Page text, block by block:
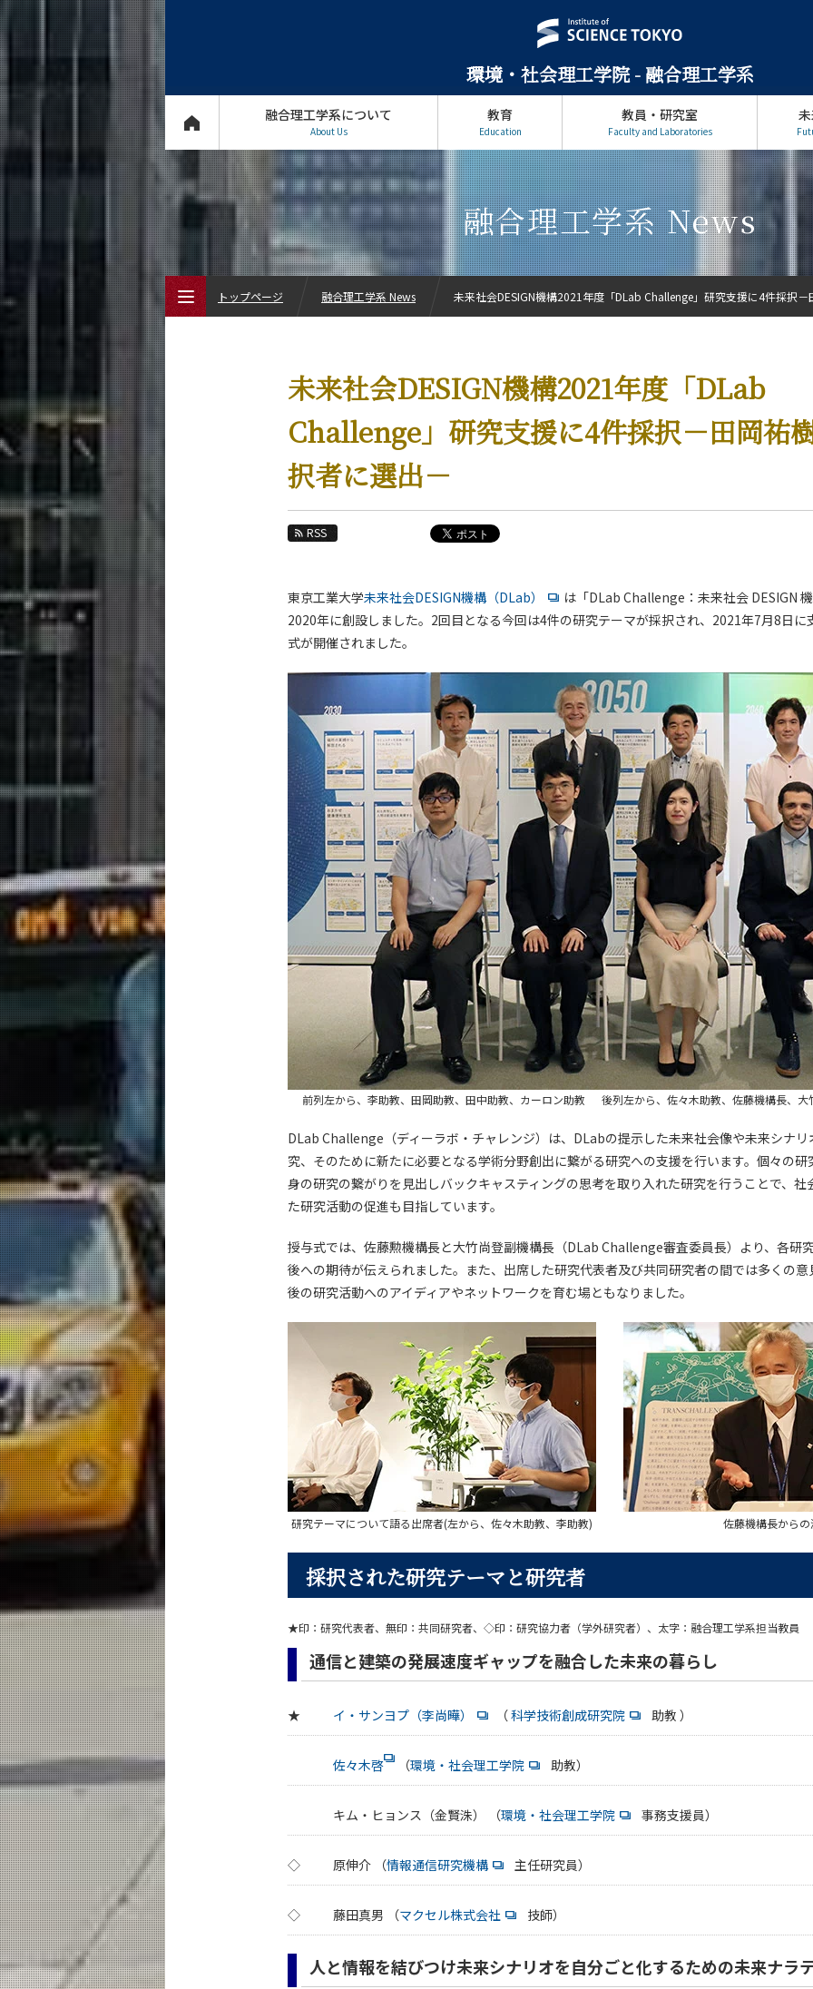
環境・社会理工学院 - 融合理工学系
融合理工学系について
About Us
教育
Education
教員・研究室
Faculty and Laboratories
融合理工学系 News
未来社会DESIGN機構2021年度「DLab
Challenge」研究支援に4件採択－田岡祐
択者に選出－
RSS
東京工業大学未来社会DESIGN機構（DLab）
は「DLab Challenge：未来社会 DESIGN
2020年に創設しました。2回目となる今回は4件の研究テーマが採択され、2021年7月8日に
式が開催されました。
前列左から、李助教、田岡助教、田中助教、カーロン助教 後列左から、佐々木助教、佐藤機構長、大
DLab Challenge（ディーラボ・チャレンジ）は、DLabの提示した未来社会像や未来シナ
究、そのために新たに必要となる学術分野創出に繋がる研究への支援を行います。個々の
身の研究の繋がりを見出しバックキャスティングの思考を取り入れた研究を行うことで、社
た研究活動の促進も目指しています。
授与式では、佐藤勲機構長と大竹尚登副機構長（DLab Challenge審査委員長）より、各研
後への期待が伝えられました。また、出席した研究代表者及び共同研究者の間では多くの
後の研究活動へのアイディアやネットワークを育む場ともなりました。
研究テーマについて語る出席者(左から、佐々木助教、李助教) 佐藤機構長からの
採択された研究テーマと研究者
★印：研究代表者、無印：共同研究者、◇印：研究協力者（学外研究者）、太字：融合理工学系担当教員
通信と建築の発展速度ギャップを融合した未来の暮らし
★ イ・サンヨプ（李尚曄） （科学技術創成研究院 助教 ）
佐々木啓 （環境・社会理工学院 助教）
キム・ヒョンス（金賢洙） （環境・社会理工学院 事務支援員）
◇ 原伸介 （情報通信研究機構 主任研究員）
◇ 藤田真男 （マクセル株式会社 技師）
人と情報を結びつけ未来シナリオを自分ごと化するための未来ナラ
トップページ 融合理工学系 News 未来社会DESIGN機構2021年度「DLab Challenge」研究支援に4件採択－
融合理工学系について
イベントカレンダー